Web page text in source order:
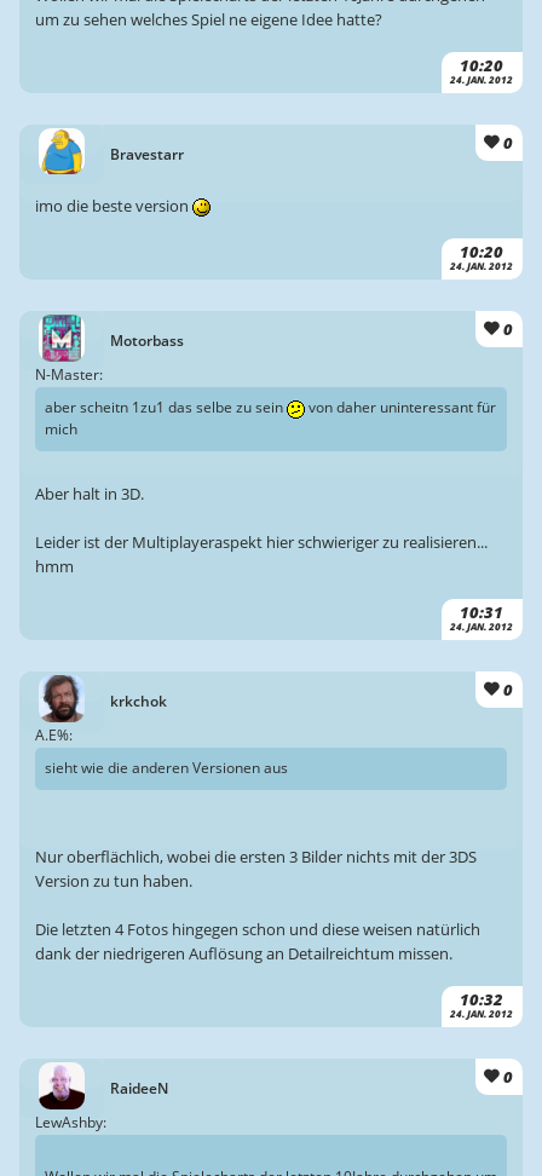
10:20
24. JAN. 2012
um zu sehen welches Spiel ne eigene Idee hatte?
Bravestarr
0
10:20
24. JAN. 2012
imo die beste version
Motorbass
0
10:31
24. JAN. 2012
N-Master:
aber scheitn 1zu1 das selbe zu sein
von daher uninteressant für
mich
Aber halt in 3D.
Leider ist der Multiplayeraspekt hier schwieriger zu realisieren...
hmm
krkchok
0
10:32
24. JAN. 2012
A.E%:
sieht wie die anderen Versionen aus
Nur oberflächlich, wobei die ersten 3 Bilder nichts mit der 3DS
Version zu tun haben.
Die letzten 4 Fotos hingegen schon und diese weisen natürlich
dank der niedrigeren Auflösung an Detailreichtum missen.
RaideeN
0
LewAshby: